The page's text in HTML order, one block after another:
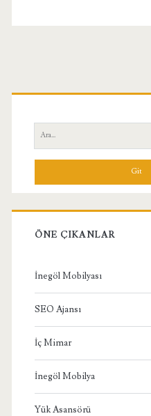
Birincil
Yan
Menü
Ara:
ÖNE ÇIKANLAR
İnegöl Mobilyası
SEO Ajansı
İç Mimar
İnegöl Mobilya
Yük Asansörü